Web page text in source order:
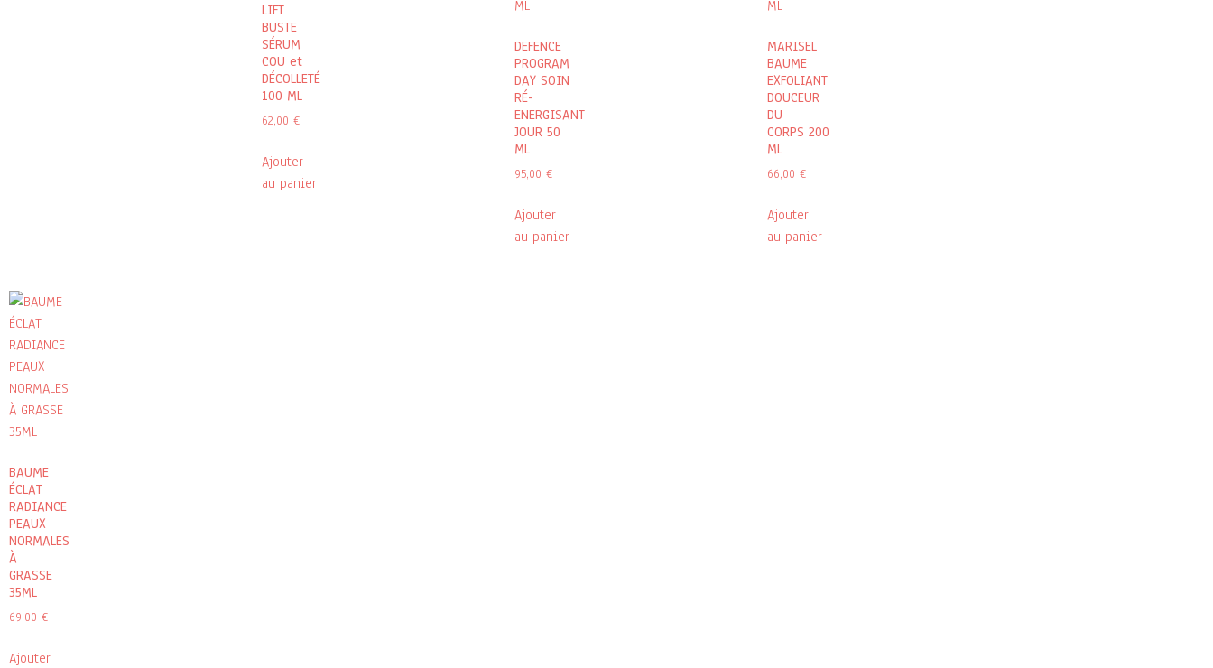
LIFT
BUSTE
SÉRUM
COU et
DÉCOLLETÉ
100 ML
62,00 €
Ajouter
au panier
DEFENCE
PROGRAM
DAY SOIN
RÉ-
ENERGISANT
JOUR 50
ML
95,00 €
Ajouter
au panier
MARISEL
BAUME
EXFOLIANT
DOUCEUR
DU
CORPS 200
ML
66,00 €
Ajouter
au panier
BAUME
ÉCLAT
RADIANCE
PEAUX
NORMALES
À
GRASSE
35ML
69,00 €
Ajouter